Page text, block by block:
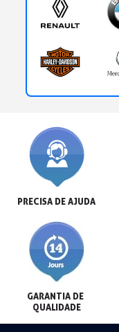
PRECISA DE AJUDA
GARANTIA DE
QUALIDADE